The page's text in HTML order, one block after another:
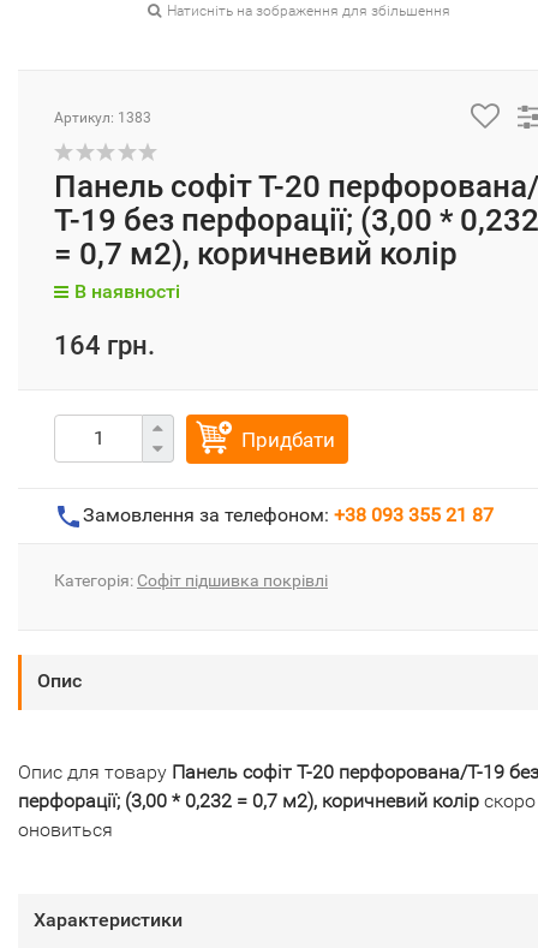
Натисніть на зображення для збільшення
Артикул: 1383
Панель софіт Т-20 перфорована/
Т-19 без перфорації; (3,00 * 0,232
= 0,7 м2), коричневий колір
В наявності
164 грн.
Придбати
Замовлення за телефоном: +38 093 355 21 87
Категорія: Софіт підшивка покрівлі
Опис
Опис для товару Панель софіт Т-20 перфорована/Т-19 без
перфорації; (3,00 * 0,232 = 0,7 м2), коричневий колір скоро
оновиться
Характеристики